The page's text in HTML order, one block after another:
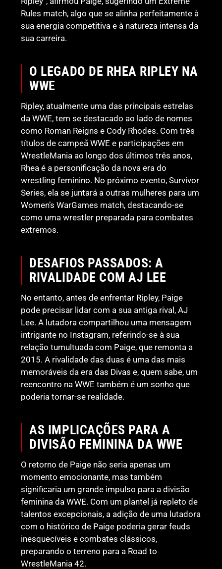
Rules match, algo que se alinha perfeitamente à
sua energia competitiva e à natureza intensa da
sua carreira.
O LEGADO DE RHEA RIPLEY NA
WWE
Ripley, atualmente uma das principais estrelas
da WWE, tem se destacado ao lado de nomes
como Roman Reigns e Cody Rhodes. Com três
títulos de campeã WWE e participações em
WrestleMania ao longo dos últimos três anos,
Rhea é a personificação da nova era do
wrestling feminino. No próximo evento, Survivor
Series, ela se juntará a outras mulheres para um
Women’s WarGames match, destacando-se
como uma wrestler preparada para combates
extremos.
DESAFIOS PASSADOS: A
RIVALIDADE COM AJ LEE
No entanto, antes de enfrentar Ripley, Paige
pode precisar lidar com a sua antiga rival, AJ
Lee. A lutadora compartilhou uma mensagem
intrigante no Instagram, referindo-se à sua
relação tumultuada com Paige, que remonta a
2015. A rivalidade das duas é uma das mais
memoráveis da era das Divas e, quem sabe, um
reencontro na WWE também é um sonho que
poderia tornar-se realidade.
AS IMPLICAÇÕES PARA A
DIVISÃO FEMININA DA WWE
O retorno de Paige não seria apenas um
momento emocionante, mas também
significaria um grande impulso para a divisão
feminina da WWE. Com um plantel já repleto de
talentos excepcionais, a adição de uma lutadora
com o histórico de Paige poderia gerar feuds
inesquecíveis e combates clássicos,
preparando o terreno para a Road to
WrestleMania 42.